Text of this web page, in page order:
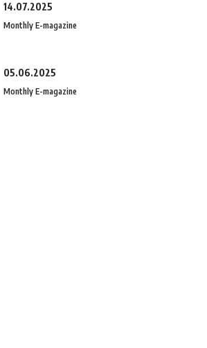
14.07.2025
Monthly E-magazine
05.06.2025
Monthly E-magazine